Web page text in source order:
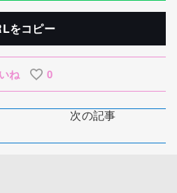
をコピー
ね 0
次の記事